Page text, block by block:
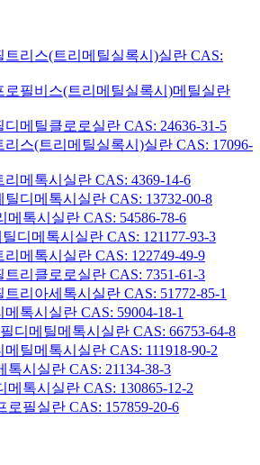
리스(트리메틸실록시)실란 CAS:
로필비스(트리메틸실록시)메틸실란
메틸클로로실란 CAS: 24636-31-5
스(트리메틸실록시)실란 CAS: 17096-
메톡시실란 CAS: 4369-14-6
디메톡시실란 CAS: 13732-00-8
톡시실란 CAS: 54586-78-6
디메톡시실란 CAS: 121177-93-3
메톡시실란 CAS: 122749-49-9
리클로로실란 CAS: 7351-61-3
리아세톡시실란 CAS: 51772-85-1
톡시실란 CAS: 59004-18-1
디메틸메톡시실란 CAS: 66753-64-8
틸메톡시실란 CAS: 111918-90-2
시실란 CAS: 21134-38-3
톡시실란 CAS: 130865-12-2
필실란 CAS: 157859-20-6